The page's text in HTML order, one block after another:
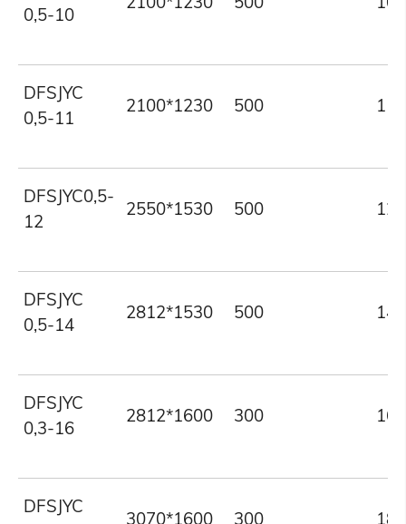
0,5-10
DFSJYC
0,5-11
2100*1230 500 11
DFSJYC0,5-
12
2550*1530 500 12
DFSJYC
0,5-14
2812*1530 500 14
DFSJYC
0,3-16
2812*1600 300 16
DFSJYC
3070*1600 300 18